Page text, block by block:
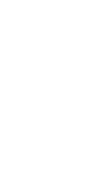
if you want an